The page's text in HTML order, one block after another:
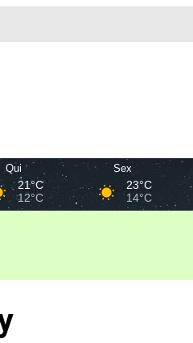
Qui
21°C
12°C
Sex
23°C
14°C